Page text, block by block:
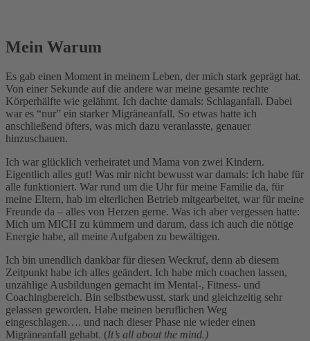
Mein Warum
Es gab einen Moment in meinem Leben, der mich stark geprägt hat.
Von einer Sekunde auf die andere war meine gesamte rechte
Körperhälfte wie gelähmt. Ich dachte damals: Schlaganfall. Dabei
war es “nur” ein starker Migräneanfall. So etwas hatte ich
anschließend öfters, was mich dazu veranlasste, genauer
hinzuschauen.
Ich war glücklich verheiratet und Mama von zwei Kindern.
Eigentlich alles gut! Was mir nicht bewusst war damals: Ich habe für
alle funktioniert. War rund um die Uhr für meine Familie da, für
meine Eltern, hab im elterlichen Betrieb mitgearbeitet, war für meine
Freunde da – alles von Herzen gerne. Was ich aber vergessen hatte:
Mich um MICH zu kümmern und darum, dass ich auch die nötige
Energie habe, all meine Aufgaben zu bewältigen.
Ich bin unendlich dankbar für diesen Weckruf, denn ab diesem
Zeitpunkt habe ich alles geändert. Ich habe mich coachen lassen,
unzählige Ausbildungen gemacht im Mental-, Fitness- und
Coachingbereich. Bin selbstbewusst, stark und gleichzeitig sehr
gelassen geworden. Habe meinen beruflichen Weg
eingeschlagen…. und nach dieser Phase nie wieder einen
Migräneanfall gehabt. (It’s all about the mind.)